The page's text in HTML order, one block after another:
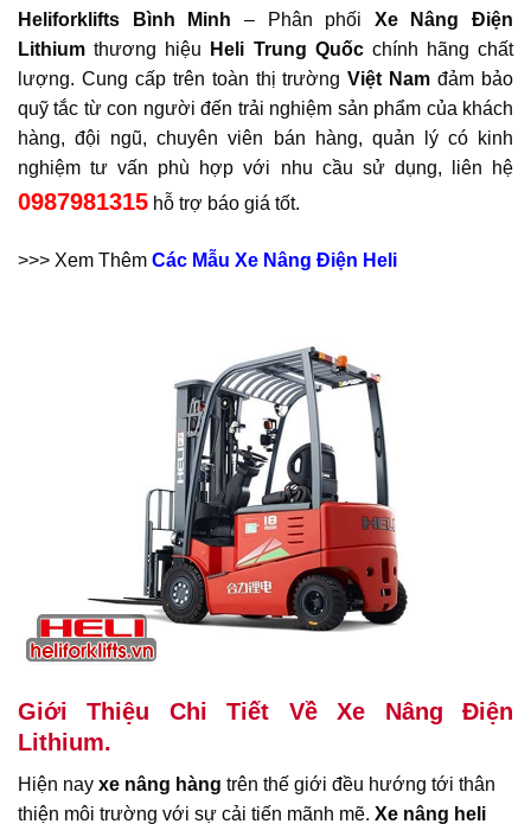
Heliforklifts Bình Minh – Phân phối Xe Nâng Điện
Lithium thương hiệu Heli Trung Quốc chính hãng chất
lượng. Cung cấp trên toàn thị trườngViệt Nam đảm bảo
quỹ tắc từ con người đến trải nghiệm sản phẩm của khách
hàng, đội ngũ, chuyên viên bán hàng, quản lý có kinh
nghiệm tư vấn phù hợp với nhu cầu sử dụng, liên hệ
0987981315 hỗ trợ báo giá tốt.
>>> Xem Thêm Các Mẫu Xe Nâng Điện Heli
Giới Thiệu Chi Tiết Về Xe Nâng Điện
Lithium.
Hiện nay xe nâng hàng trên thế giới đều hướng tới thân
thiện môi trường với sự cải tiến mãnh mẽ. Xe nâng heli